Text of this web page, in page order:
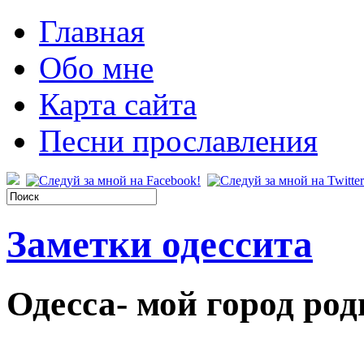
Главная
Обо мне
Карта сайта
Песни прославления
Заметки одессита
Одесса- мой город